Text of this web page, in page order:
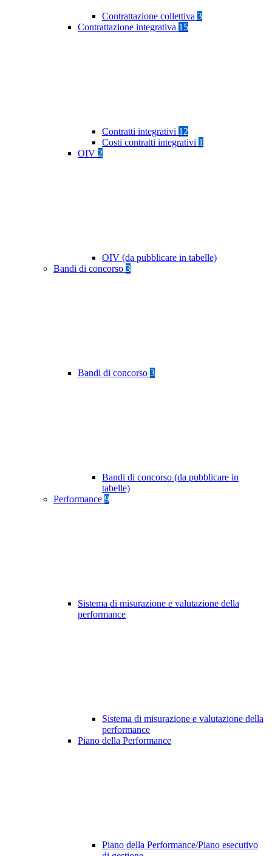
Contrattazione collettiva 3
Contrattazione integrativa 15
Contratti integrativi 12
Costi contratti integrativi 1
OIV 2
OIV (da pubblicare in tabelle)
Bandi di concorso 3
Bandi di concorso 3
Bandi di concorso (da pubblicare in
tabelle)
Performance 9
Sistema di misurazione e valutazione della
performance
Sistema di misurazione e valutazione della
performance
Piano della Performance
Piano della Performance/Piano esecutivo